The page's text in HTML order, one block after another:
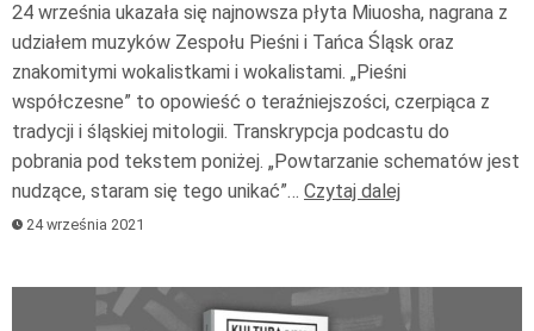
24 września ukazała się najnowsza płyta Miuosha, nagrana z
udziałem muzyków Zespołu Pieśni i Tańca Śląsk oraz
znakomitymi wokalistkami i wokalistami. „Pieśni
współczesne” to opowieść o teraźniejszości, czerpiąca z
tradycji i śląskiej mitologii. Transkrypcja podcastu do
pobrania pod tekstem poniżej. „Powtarzanie schematów jest
nudzące, staram się tego unikać”… Czytaj dalej
24 września 2021
Odtwarzacz